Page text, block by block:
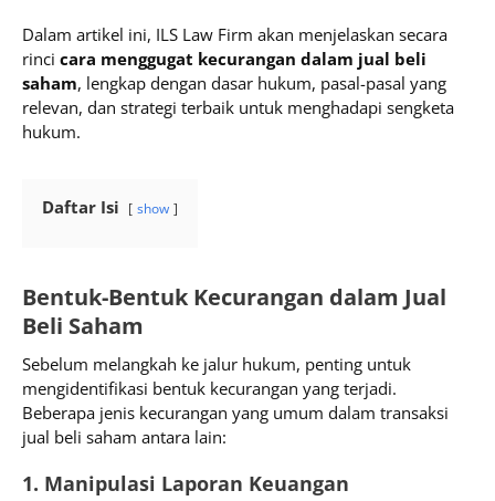
Dalam artikel ini, ILS Law Firm akan menjelaskan secara
rinci cara menggugat kecurangan dalam jual beli
saham, lengkap dengan dasar hukum, pasal-pasal yang
relevan, dan strategi terbaik untuk menghadapi sengketa
hukum.
Daftar Isi show
Bentuk-Bentuk Kecurangan dalam Jual
Beli Saham
Sebelum melangkah ke jalur hukum, penting untuk
mengidentifikasi bentuk kecurangan yang terjadi.
Beberapa jenis kecurangan yang umum dalam transaksi
jual beli saham antara lain:
1. Manipulasi Laporan Keuangan